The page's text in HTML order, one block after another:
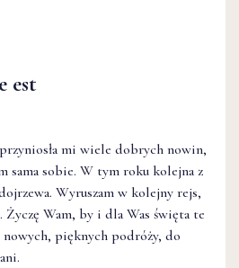
est
mi wiele dobrych nowin,
sama sobie. W tym roku kolejna z
Wyruszam w kolejny rejs,
Życzę Wam, by i dla Was święta te
nowych, pięknych podróży, do